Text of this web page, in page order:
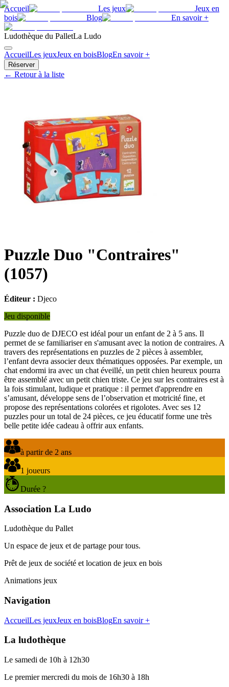
Accueil Les jeux
Jeux en
bois
Blog En savoir +
Ludothèque du PalletLa Ludo
AccueilLes jeuxJeux en boisBlogEn savoir +
Réserver
← Retour à la liste
Puzzle Duo "Contraires"
(1057)
Éditeur : Djeco
Jeu disponible
Puzzle duo de DJECO est idéal pour un enfant de 2 à 5 ans. Il
permet de se familiariser en s'amusant avec la notion de contraires. A
travers des représentations en puzzles de 2 pièces à assembler,
l’enfant devra associer deux thématiques opposées. Par exemple, un
chat endormi ira avec un chat éveillé, un petit chien heureux pourra
être assemblé avec un petit chien triste. Ce jeu sur les contraires est à
la fois stimulant, ludique et pratique : il permet d'apprendre en
s’amusant, développe sens de l’observation et motricité fine, et
propose des représentations colorées et rigolotes. Avec ses 12
puzzles pour un total de 24 pièces, ce jeu éducatif forme une très
belle petite idée cadeau à offrir aux enfants.
à partir de 2 ans
1 joueurs
Durée ?
Association La Ludo
Ludothèque du Pallet
Un espace de jeux et de partage pour tous.
Prêt de jeux de société et location de jeux en bois
Animations jeux
Navigation
AccueilLes jeuxJeux en boisBlogEn savoir +
La ludothèque
Le samedi de 10h à 12h30
Le premier mercredi du mois de 16h30 à 18h